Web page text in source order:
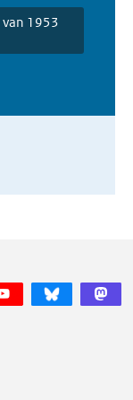
van 1953